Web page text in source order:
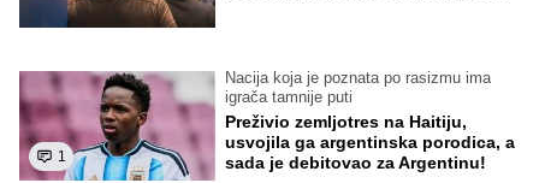
1
Nacija koja je poznata po rasizmu ima
igrača tamnije puti
Preživio zemljotres na Haitiju,
usvojila ga argentinska porodica, a
sada je debitovao za Argentinu!